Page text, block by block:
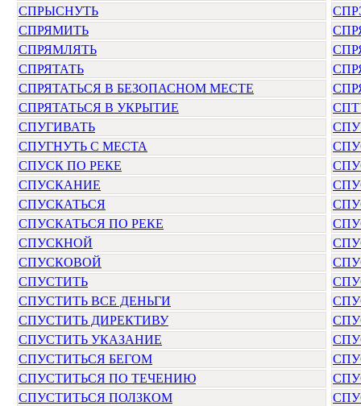
СПРЫСНУТЬ
СПРЯМИТЬ
СПРЯМЛЯТЬ
СПРЯТАТЬ
СПРЯТАТЬСЯ В БЕЗОПАСНОМ МЕСТЕ
СПРЯТАТЬСЯ В УКРЫТИЕ
СПУГИВАТЬ
СПУГНУТЬ С МЕСТА
СПУСК ПО РЕКЕ
СПУСКАНИЕ
СПУСКАТЬСЯ
СПУСКАТЬСЯ ПО РЕКЕ
СПУСКНОЙ
СПУСКОВОЙ
СПУСТИТЬ
СПУСТИТЬ ВСЕ ДЕНЬГИ
СПУСТИТЬ ДИРЕКТИВУ
СПУСТИТЬ УКАЗАНИЕ
СПУСТИТЬСЯ БЕГОМ
СПУСТИТЬСЯ ПО ТЕЧЕНИЮ
СПУСТИТЬСЯ ПОЛЗКОМ